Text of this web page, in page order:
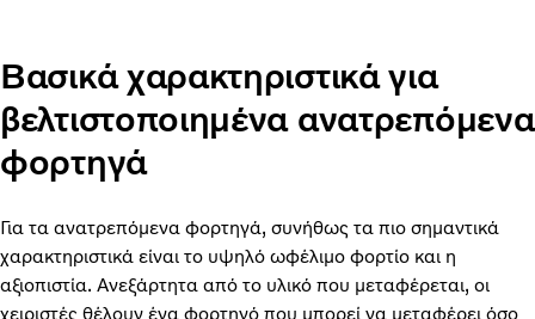
Βασικά χαρακτηριστικά για
βελτιστοποιημένα ανατρεπόμενα
φορτηγά
Για τα ανατρεπόμενα φορτηγά, συνήθως τα πιο σημαντικά
χαρακτηριστικά είναι το υψηλό ωφέλιμο φορτίο και η
αξιοπιστία. Ανεξάρτητα από το υλικό που μεταφέρεται, οι
χειριστές θέλουν ένα φορτηγό που μπορεί να μεταφέρει όσο